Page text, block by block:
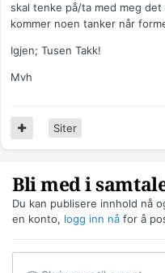
skal tenke på/ta med meg
kommer noen tanker når
Igjen; Tusen Takk!
Mvh
Siter
Bli med i
Du kan publisere innhold nå
en konto, logg inn nå for å